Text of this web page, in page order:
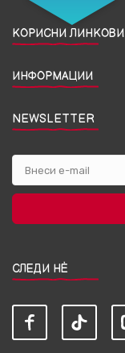
КОРИСНИ ЛИНКОВИ
ИНФОРМАЦИИ
NEWSLETTER
СЛЕДИ НЀ